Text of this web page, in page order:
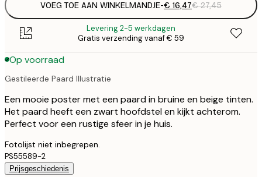
VOEG TOE AAN WINKELMANDJE-€ 16,47€ 27,45
Levering 2-5 werkdagen
Gratis verzending vanaf € 59
Op voorraad
Gestileerde Paard Illustratie
Een mooie poster met een paard in bruine en beige tinten.
Het paard heeft een zwart hoofdstel en kijkt achterom.
Perfect voor een rustige sfeer in je huis.
Fotolijst niet inbegrepen.
PS55589-2
Prijsgeschiedenis